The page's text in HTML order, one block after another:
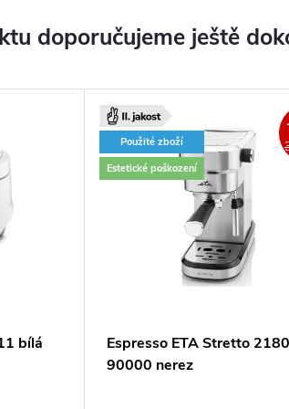
doporučujeme ještě
bílá
Použité zboží
Estetické poškození
Espresso ETA Stretto 2180
90000 nerez